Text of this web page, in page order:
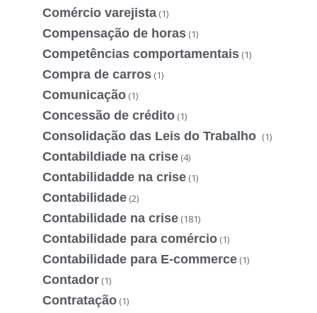
Comércio varejista (1)
Compensação de horas (1)
Competências comportamentais (1)
Compra de carros (1)
Comunicação (1)
Concessão de crédito (1)
Consolidação das Leis do Trabalho (1)
Contabildiade na crise (4)
Contabilidadde na crise (1)
Contabilidade (2)
Contabilidade na crise (181)
Contabilidade para comércio (1)
Contabilidade para E-commerce (1)
Contador (1)
Contratação (1)